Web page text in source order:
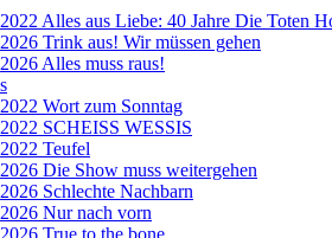
2022 Alles aus Liebe: 40 Jahre Die Toten
2026 Trink aus! Wir müssen gehen
2026 Alles muss raus!
2022 Wort zum Sonntag
2022 SCHEISS WESSIS
2022 Teufel
2026 Die Show muss weitergehen
2026 Schlechte Nachbarn
2026 Nur nach vorn
2026 True to the bone